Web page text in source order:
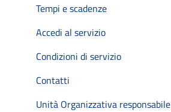
Tempi e scadenze
Accedi al servizio
Condizioni di servizio
Contatti
Unità Organizzativa responsabile